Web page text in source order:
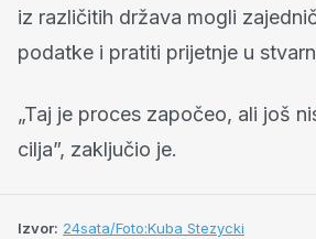
iz različitih država mogli
podatke i pratiti prijetnje u
„Taj je proces započeo, ali još
cilja”, zaključio je.
Izvor: 24sata/Foto:Kuba Stezycki